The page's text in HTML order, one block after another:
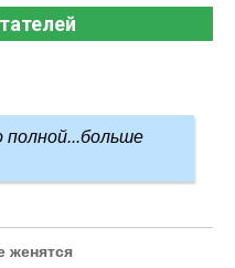
женятся